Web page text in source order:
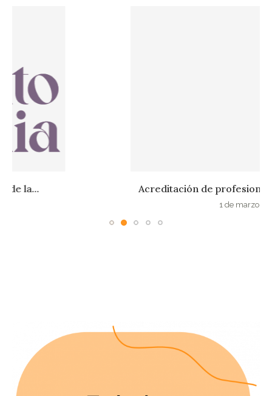
Acreditación de profesionales pilates en Cataluña